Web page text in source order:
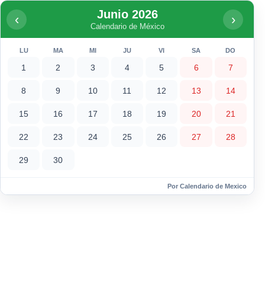
‹ Junio 2026
Calendario de México ›
LU MA MI JU VI SA DO
1 2 3 4 5 6 7
8 9 10 11 12 13 14
15 16 17 18 19 20 21
22 23 24 25 26 27 28
29 30
Por Calendario de Mexico